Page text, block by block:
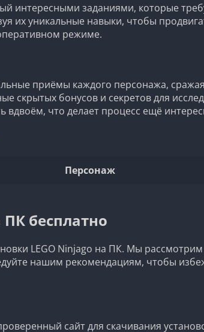
интересными заданиями, которые
их уникальные навыки, чтобы
режиме.
приёмы каждого персонажа,
скрытых бонусов и секретов для
вдвоём, что делает процесс ещё
Персонаж
ПК бесплатно
LEGO Ninjago на ПК. Мы
нашим рекомендациям, чтобы
сайт для скачивания